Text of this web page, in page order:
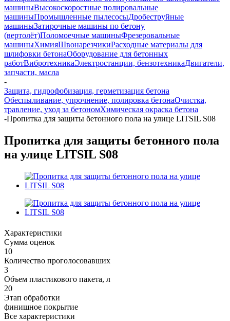
машиныВысокоскоростные полировальные
машиныПромышленные пылесосыДробеструйные
машиныЗатирочные машины по бетону
(вертолёт)Поломоечные машиныФрезеровальные
машиныХимияШвонарезчикиРасходные материалы для
шлифовки бетонаОборудование для бетонных
работВибротехникаЭлектростанции, бензотехникаДвигатели,
запчасти, масла
-
Защита, гидрофобизация, герметизация бетона
Обеспыливание, упрочнение, полировка бетонаОчистка,
травление, уход за бетономХимическая окраска бетона
-Пропитка для защиты бетонного пола на улице LITSIL S08
Пропитка для защиты бетонного пола
на улице LITSIL S08
Характеристики
Сумма оценок
10
Количество проголосовавших
3
Объем пластикового пакета, л
20
Этап обработки
финишное покрытие
Все характеристики